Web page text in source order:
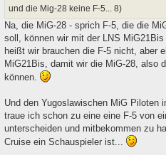
und die Mig-28 keine F-5... 8)
Na, die MiG-28 - sprich F-5, die die
soll, können wir mit der LNS
heißt wir brauchen die F-5 nicht, aber
MiG21Bis, damit wir die MiG-28, also
können.
Und den Yugoslawischen MiG Piloten
traue ich schon zu eine eine F-5 von
unterscheiden und mitbekommen zu
Cruise ein Schauspieler ist...